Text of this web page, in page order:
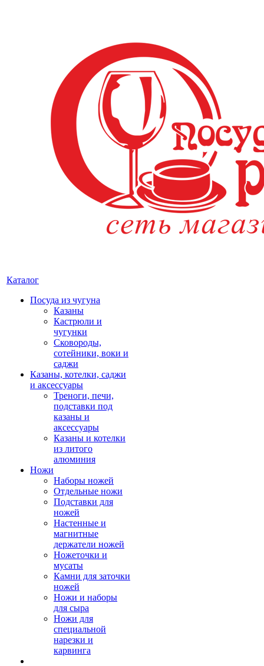
Каталог
Посуда из чугуна
Казаны
Кастрюли и
чугунки
Сковороды,
сотейники, воки и
саджи
Казаны, котелки, саджи
и аксессуары
Треноги, печи,
подставки под
казаны и
аксессуары
Казаны и котелки
из литого
алюминия
Ножи
Наборы ножей
Отдельные ножи
Подставки для
ножей
Настенные и
магнитные
держатели ножей
Ножеточки и
мусаты
Камни для заточки
ножей
Ножи и наборы
для сыра
Ножи для
специальной
нарезки и
карвинга